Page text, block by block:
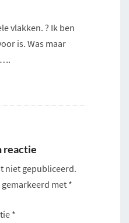
vlakken. ? Ik ben
is. Was maar
reactie
niet gepubliceerd.
met *
*